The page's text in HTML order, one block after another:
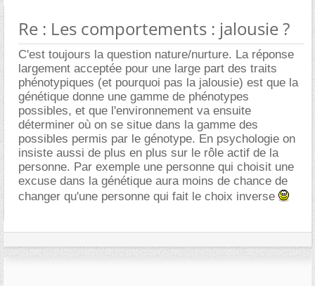
Re : Les comportements : jalousie ?
C'est toujours la question nature/nurture. La réponse
largement acceptée pour une large part des traits
phénotypiques (et pourquoi pas la jalousie) est que la
génétique donne une gamme de phénotypes
possibles, et que l'environnement va ensuite
déterminer où on se situe dans la gamme des
possibles permis par le génotype. En psychologie on
insiste aussi de plus en plus sur le rôle actif de la
personne. Par exemple une personne qui choisit une
excuse dans la génétique aura moins de chance de
changer qu'une personne qui fait le choix inverse